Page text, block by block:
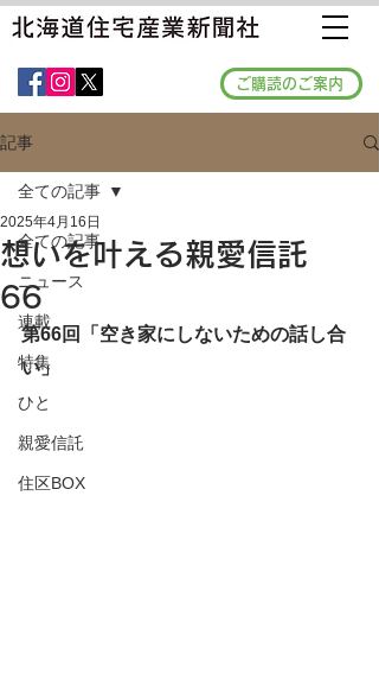
ご購読のご案内
記事
全ての記事
ニュース
連載
特集
ひと
親愛信託
住区BOX
全ての記事
想いを叶える親愛信託
66
2025年4月16日
第66回「空き家にしないための話し合
い」